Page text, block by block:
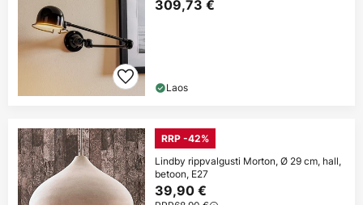
309,73 €
Laos
RRP -42%
Lindby rippvalgusti Morton, Ø 29 cm, hall,
betoon, E27
39,90 €